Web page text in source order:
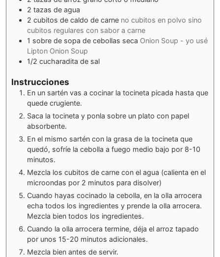
2 tazas de agua
2 cubitos de caldo de carne no cubitos en polvo sino
cubitos regulares con sabor a carne
1 sobre de sopa de cebollas seca Onion Soup - yo usé
Lipton Onion Soup
1/2 cucharadita de sal
Instrucciones
En un sartén vas a cocinar la tocineta picada hasta que
quede crugiente.
Saca la tocineta y ponla sobre un plato con papel
absorbente.
En el mismo sartén con la grasa de la tocineta que
quedó, sofríe la cebolla a fuego medio bajo por 8-10
minutos.
Mezcla los cubitos de carne con el agua (calienta en el
microondas por 2 minutos para disolver)
Cuando hayas cocinado la cebolla, en la olla arrocera
echa todos los ingredientes y prende la olla arrocera.
Mezcla bien todos los ingredientes.
Cuando la olla arrocera termine, déja el arroz tapado
por unos 15-20 minutos adicionales.
Mezcla bien antes de servir.